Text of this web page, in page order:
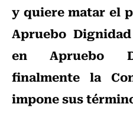
y quiere matar el
Apruebo
en Apruebo
finalmente la
impone sus